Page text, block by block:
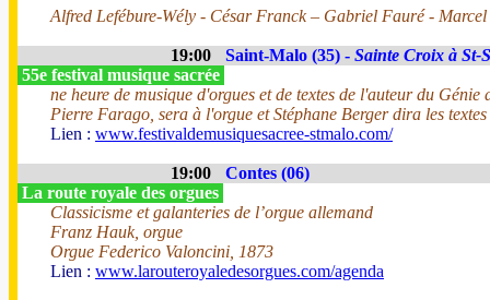
Alfred Lefébure-Wély - César Franck – Gabriel Fauré -
19:00 Saint-Malo (35) - Sainte Croix à St-
55e festival musique sacrée
ne heure de musique d'orgues et de textes de l'auteur du
Pierre Farago, sera à l'orgue et Stéphane Berger dira les
Lien : www.festivaldemusiquesacree-stmalo.com/
19:00
Contes (06)
La route royale des orgues
Classicisme et galanteries de l’orgue allemand
Franz Hauk, orgue
Orgue Federico Valoncini, 1873
Lien : www.larouteroyaledesorgues.com/agenda